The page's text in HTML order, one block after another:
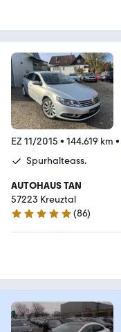
EZ 11/2015 • 144.619 km •
Spurhalteass.
AUTOHAUS TAN
57223 Kreuztal
4.8 Sterne
(86)